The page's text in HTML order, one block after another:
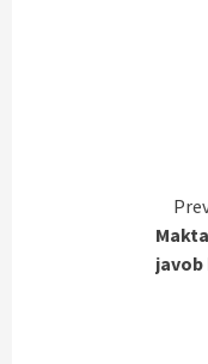
javob